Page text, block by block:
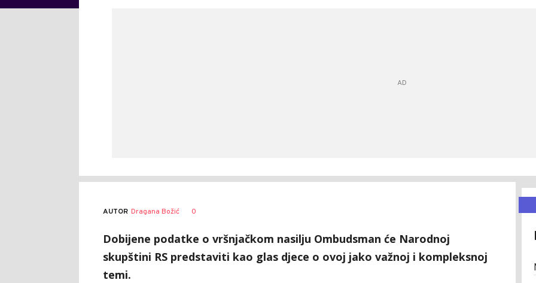
AUTOR Dragana Božić 0
Dobijene podatke o vršnjačkom nasilju Ombudsman će Narodnoj
skupštini RS predstaviti kao glas djece o ovoj jako važnoj i kompleksnoj
temi.